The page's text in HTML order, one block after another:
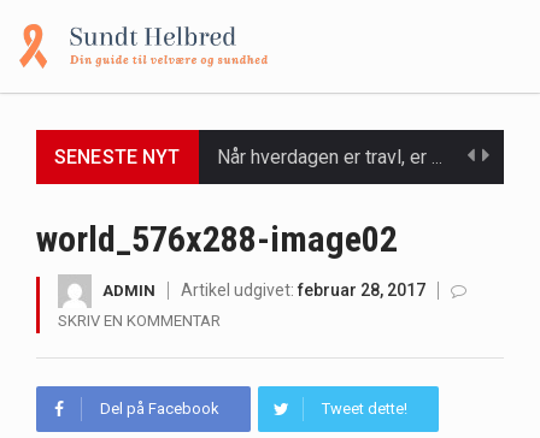
SENESTE NYT
world_576x288-image02
ADMIN Artikel udgivet:februar 28, 2017
SKRIV EN KOMMENTAR
Del på Facebook Tweet dette!